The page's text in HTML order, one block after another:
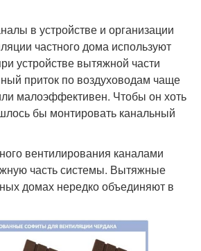
в устройстве и организации
частного дома используют
устройстве вытяжной части
приток по воздуховодам чаще
малоэффективен. Чтобы он хоть
бы монтировать канальный
вентилирования каналами
часть системы. Вытяжные
домах нередко объединяют в